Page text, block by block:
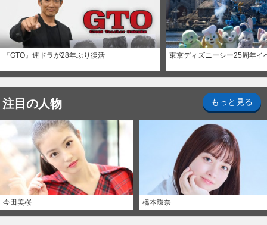
『GTO』連ドラが28年ぶり復活 東京ディズニーシー25周年イ
注目の人物 もっと見る
今田美桜 橋本環奈